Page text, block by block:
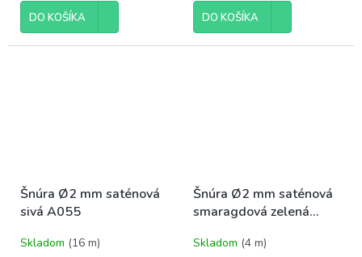
DO KOŠÍKA DO KOŠÍKA
Šnúra Ø2 mm saténová
sivá A055
Skladom (16 m)
Šnúra Ø2 mm saténová
smaragdová zelená
Skladom (4 m)